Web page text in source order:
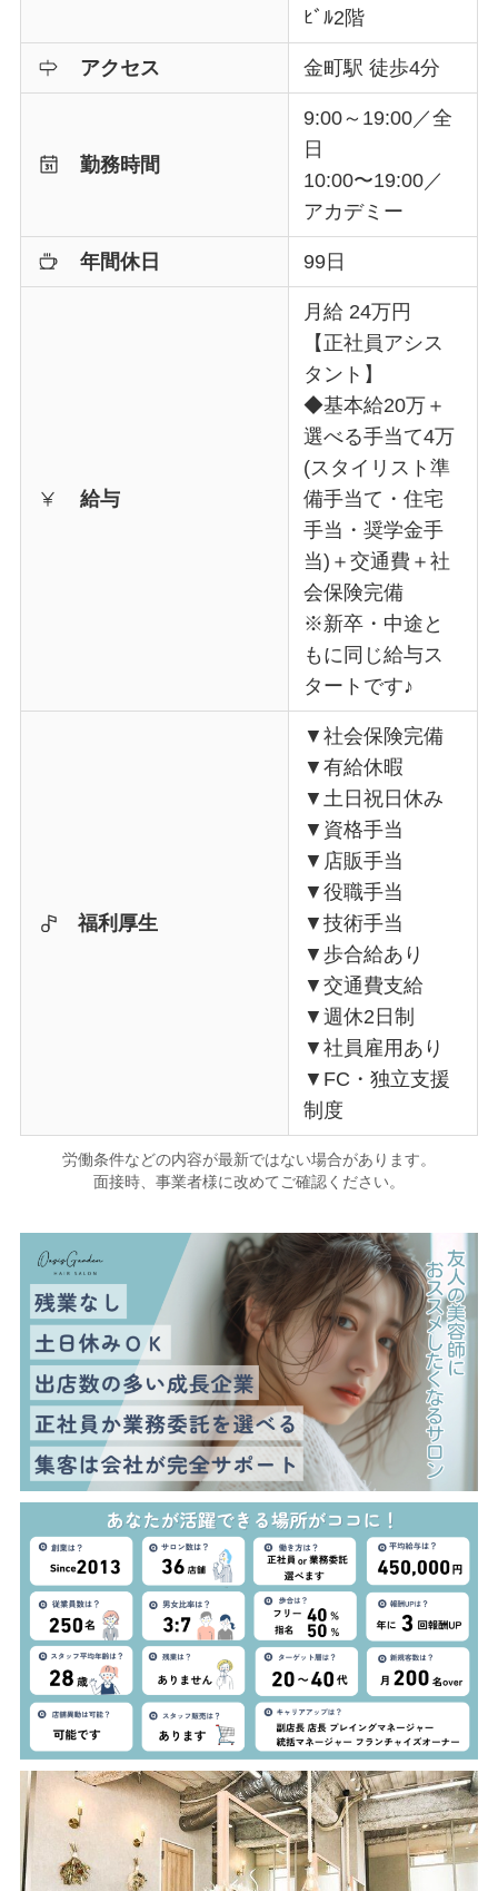
ﾋﾞﾙ2階
アクセス 金町駅 徒歩4分
勤務時間
9:00～19:00／全
日
10:00〜19:00／
アカデミー
年間休日 99日
給与
月給 24万円
【正社員アシス
タント】
◆基本給20万＋
選べる手当て4万
(スタイリスト準
備手当て・住宅
手当・奨学金手
当)＋交通費＋社
会保険完備
※新卒・中途と
もに同じ給与ス
タートです♪
福利厚生
▼社会保険完備
▼有給休暇
▼土日祝日休み
▼資格手当
▼店販手当
▼役職手当
▼技術手当
▼歩合給あり
▼交通費支給
▼週休2日制
▼社員雇用あり
▼FC・独立支援
制度
労働条件などの内容が最新ではない場合があります。
面接時、事業者様に改めてご確認ください。